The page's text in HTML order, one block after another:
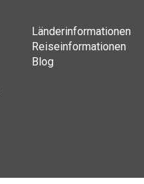
Länderinformationen
Reiseinformationen
Blog